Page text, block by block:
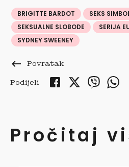
BRIGITTE BARDOT
SEKS
SEKSUALNE SLOBODE
SERIJA
SYDNEY SWEENEY
keyboard_backspace Povratak
Podijeli
Pročitaj